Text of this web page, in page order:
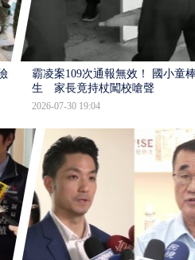
」
霸凌案109次通報無效！ 國小童
生 家長竟持杖闖校嗆聲
2026-07-30 19:04